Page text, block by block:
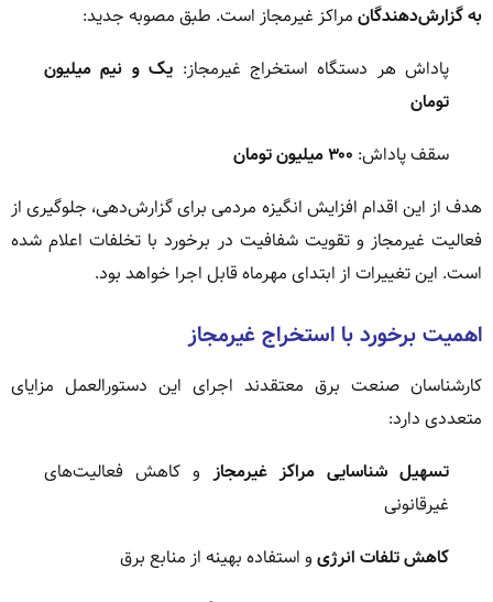
به گزارش‌دهندگان مراکز غیرمجاز است. طبق مصوبه جدید:
پاداش هر دستگاه استخراج غیرمجاز: یک و نیم میلیون
تومان
سقف پاداش: ۳۰۰ میلیون تومان
هدف از این اقدام افزایش انگیزه مردمی برای گزارش‌دهی، جلوگیری از
فعالیت غیرمجاز و تقویت شفافیت در برخورد با تخلفات اعلام شده
است. این تغییرات از ابتدای مهرماه قابل اجرا خواهد بود.
اهمیت برخورد با استخراج غیرمجاز
کارشناسان صنعت برق معتقدند اجرای این دستورالعمل مزایای
متعددی دارد:
تسهیل شناسایی مراکز غیرمجاز و کاهش فعالیت‌های
غیرقانونی
کاهش تلفات انرژی و استفاده بهینه از منابع برق